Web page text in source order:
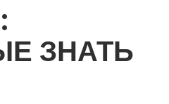
ЗНАТЬ